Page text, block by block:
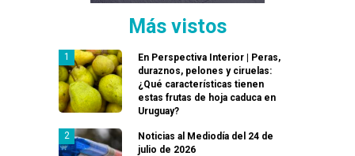
Más vistos
En Perspectiva Interior | Peras,
duraznos, pelones y ciruelas:
¿Qué características tienen
estas frutas de hoja caduca en
Uruguay?
Noticias al Mediodía del 24 de
julio de 2026